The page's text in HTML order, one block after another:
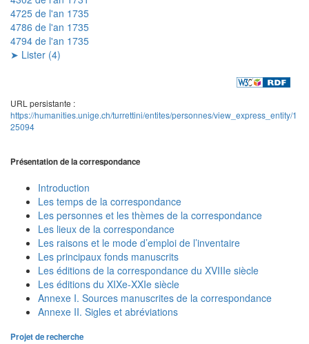
4725 de l'an 1735
4786 de l'an 1735
4794 de l'an 1735
➤ Lister (4)
URL persistante :
https://humanities.unige.ch/turrettini/entites/personnes/view_express_entity/1
25094
Présentation de la correspondance
Introduction
Les temps de la correspondance
Les personnes et les thèmes de la correspondance
Les lieux de la correspondance
Les raisons et le mode d’emploi de l’inventaire
Les principaux fonds manuscrits
Les éditions de la correspondance du XVIIIe siècle
Les éditions du XIXe-XXIe siècle
Annexe I. Sources manuscrites de la correspondance
Annexe II. Sigles et abréviations
Projet de recherche